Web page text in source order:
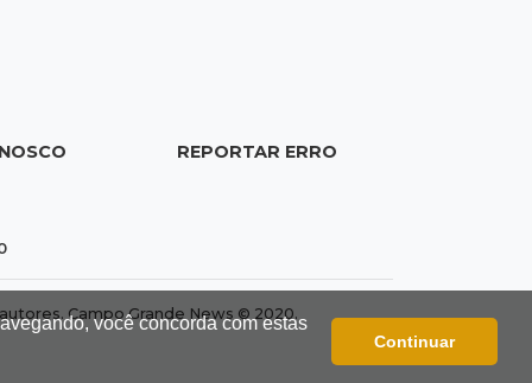
você concorda com estas
Continuar
18:13Nacional
Alerta em celulares mobiliza buscas
REPORTAR ERRO
Campo Grande News © 2020.